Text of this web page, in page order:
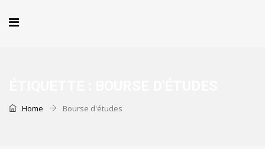
Home Bourse d'études